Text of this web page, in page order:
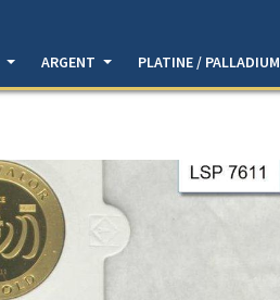
ARGENT PLATINE / PALLADIUM